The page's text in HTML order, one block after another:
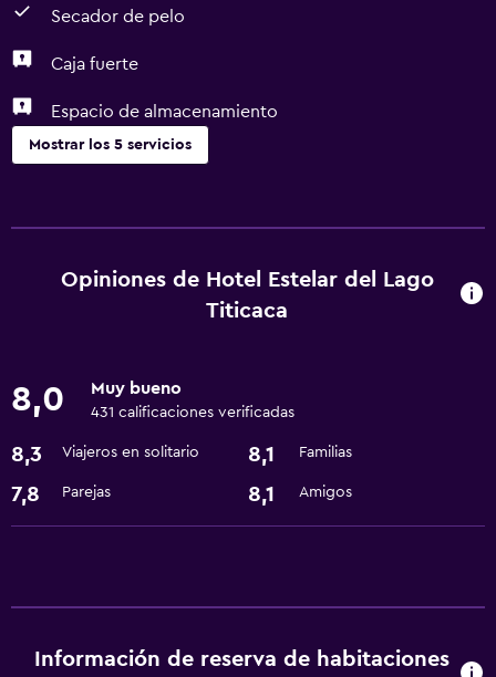
Secador de pelo
Caja fuerte
Espacio de almacenamiento
Mostrar los 5 servicios
Secador de pelo
Lavandería
General
Salud y seguridad
Caja fuerte
Opiniones de Hotel Estelar del Lago
Titicaca
8,0 Muy bueno
431 calificaciones verificadas
8,3 Viajeros en solitario 8,1 Familias
7,8 Parejas 8,1 Amigos
Información de reserva de habitaciones